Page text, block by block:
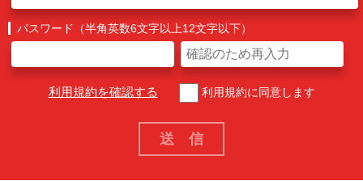
パスワード（半角英数6文字以上12文字以下）
利用規約を確認する 利用規約に同意します